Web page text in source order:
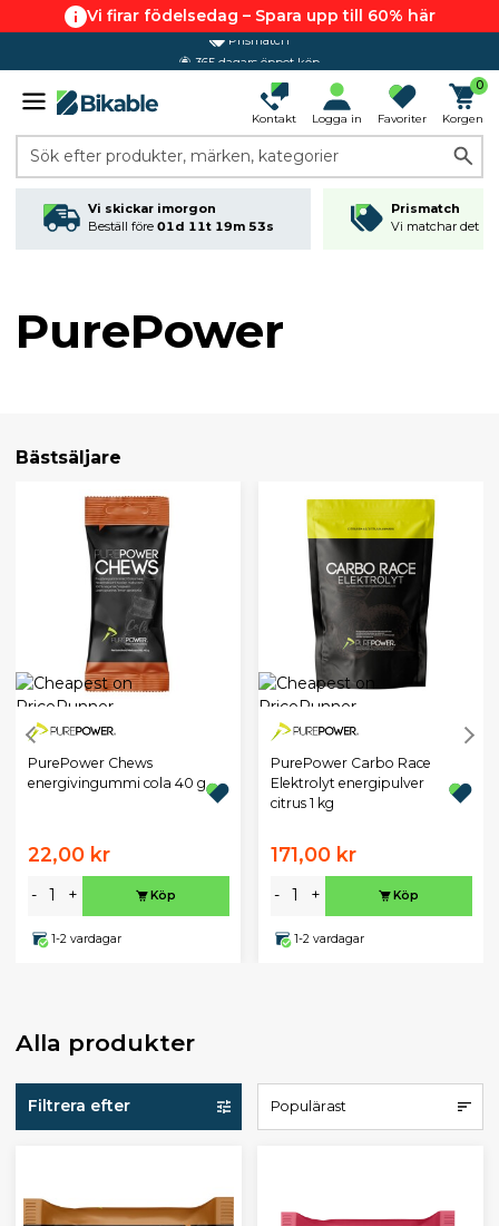
Vi firar födelsedag – Spara upp till 60% här
365 dagars öppet köp
Kontakt Logga in Favoriter
0
Korgen
Sök efter produkter, märken, kategorier
Vi skickar imorgon
Beställ före 01d 11t 19m 52s
Prismatch
Vi matchar det
PurePower
Bästsäljare
PurePower Chews
energivingummi cola 40 g
22,00 kr
- + Köp
1-2 vardagar
PurePower Carbo Race
Elektrolyt energipulver
citrus 1 kg
171,00 kr
- + Köp
1-2 vardagar
Alla produkter
Filtrera efter Populärast